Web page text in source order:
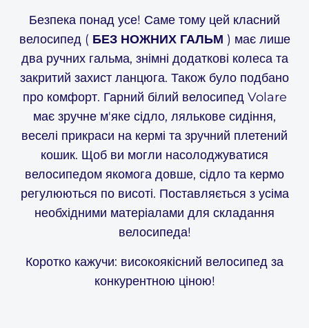
Безпека понад усе! Саме тому цей класний
велосипед ( БЕЗ НОЖНИХ ГАЛЬМ ) має лише
два ручних гальма, знімні додаткові колеса та
закритий захист ланцюга. Також було подбано
про комфорт. Гарний білий велосипед Volare
має зручне м'яке сідло, лялькове сидіння,
веселі прикраси на кермі та зручний плетений
кошик. Щоб ви могли насолоджуватися
велосипедом якомога довше, сідло та кермо
регулюються по висоті. Поставляється з усіма
необхідними матеріалами для складання
велосипеда!
Коротко кажучи: високоякісний велосипед за
конкурентною ціною!